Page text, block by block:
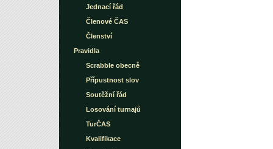
Jednací řád
Členové ČAS
Členství
Pravidla
Scrabble obecně
Přípustnost slov
Soutěžní řád
Losování turnajů
TurČAS
Kvalifikace